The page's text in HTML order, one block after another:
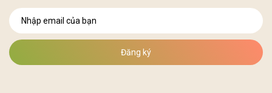
Đăng ký